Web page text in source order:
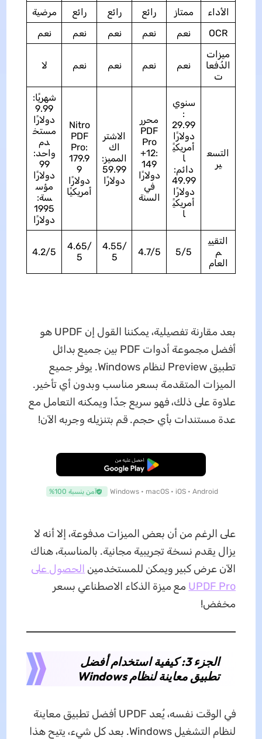
الأداء
ممتاز رائع رائع رائع
مرضية
OCR
نعم نعم نعم نعم
نعم
ميزات
الدُفعا
ت
نعم نعم نعم نعم لا
التسع
ير
سنوي
:
29.99
دولارًا
أمريكيً
ا
دائم:
49.99
دولارًا
أمريكيً
ا
محرر
PDF
Pro
+12:
149
دولارًا
في
السنة
الاشتر
اك
المميز:
59.99
دولارًا
Nitro
PDF
Pro:
179.9
9
دولارًا
أمريكيًا
شهريًا:
9.99
دولارًا
مستخ
دم
واحد:
99
دولارًا
مؤس
سة:
1995
دولارًا
التقيي
م
العام
5/5
4.7/5
4.55/
5
4.65/
5
4.2/5
بعد مقارنة تفصيلية، يمكننا القول إن UPDF هو
أفضل مجموعة أدوات PDF بين جميع بدائل
تطبيق Preview لنظام Windows. يوفر جميع
الميزات المتقدمة بسعر مناسب وبدون أي تأخير.
علاوة على ذلك، فهو سريع جدًا ويمكنه التعامل مع
عدة مستندات بأي حجم. قم بتنزيله وجربه الآن!
تنزيل مجاني
Windows • macOS • iOS • Android آمن بنسبة 100%
على الرغم من أن بعض الميزات مدفوعة، إلا أنه لا
يزال يقدم نسخة تجريبية مجانية. بالمناسبة، هناك
الآن عرض كبير ويمكن للمستخدمين الحصول على
UPDF Pro مع ميزة الذكاء الاصطناعي بسعر
مخفض!
الجزء 3: كيفية استخدام أفضل
تطبيق معاينة لنظام Windows
في الوقت نفسه، يُعد UPDF أفضل تطبيق معاينة
لنظام التشغيل Windows. بعد كل شيء، يتيح هذا